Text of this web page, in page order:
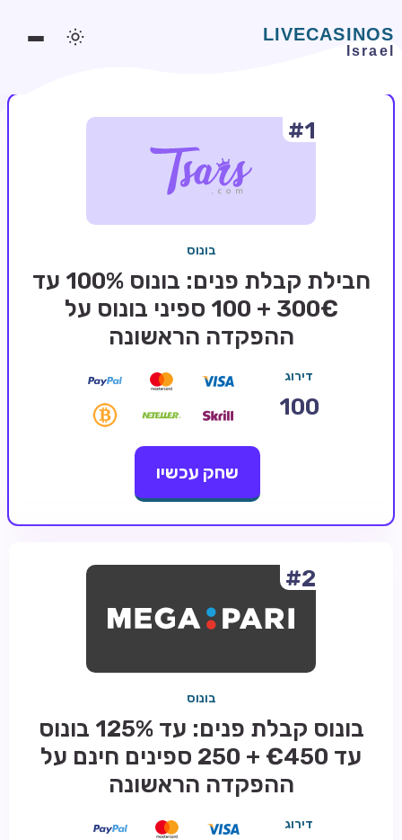
משחקים אונליין
בלאקג'ק אונליין
בונוסים בקזינו אונליין
טיפים
#1
בונוס
חבילת קבלת פנים: בונוס 100% עד
300€ + 100 ספיני בונוס על
ההפקדה הראשונה
דירוג
100
שחק עכשיו
#2
בונוס
בונוס קבלת פנים: עד 125% בונוס
עד €450 + 250 ספינים חינם על
ההפקדה הראשונה
דירוג